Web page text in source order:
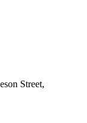
Street,